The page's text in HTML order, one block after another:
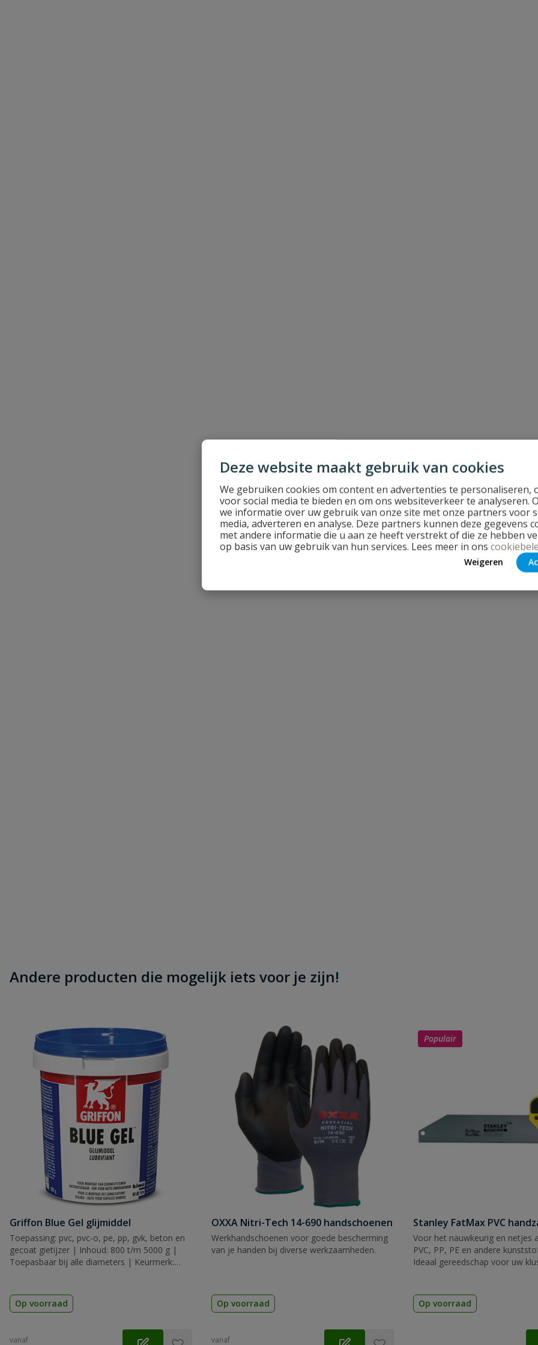
Deze website maakt gebruik van cookies
We gebruiken cookies om content en advertenties te personaliseren,
voor social media te bieden en om ons websiteverkeer te analyseren.
we informatie over uw gebruik van onze site met onze partners voor
media, adverteren en analyse. Deze partners kunnen deze gegevens
met andere informatie die u aan ze heeft verstrekt of die ze hebben
op basis van uw gebruik van hun services. Lees meer in ons
Weigeren
Andere producten die mogelijk iets voor je zijn!
Griffon Blue Gel glijmiddel
Toepassing: pvc, pvc-o, pe, pp, gvk, beton en
gecoat gietijzer | Inhoud: 800 t/m 5000 g |
Toepasbaar bij alle diameters | Keurmerk:
Op voorraad
vanaf
OXXA Nitri-Tech 14-690 handschoenen
Werkhandschoenen voor goede bescherming
van je handen bij diverse werkzaamheden.
Op voorraad
vanaf
Populair
Stanley FatMax PVC
Voor het nauwkeurig en netjes
PVC, PP, PE en andere
Ideaal gereedschap voor uw
Op voorraad